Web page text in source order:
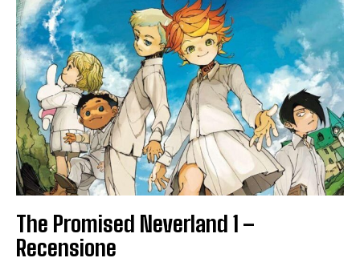
The Promised Neverland 1 –
Recensione